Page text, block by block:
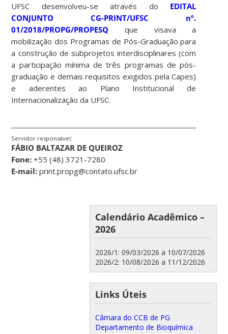
UFSC desenvolveu-se através do EDITAL
CONJUNTO CG-PRINT/UFSC nº.
01/2018/PROPG/PROPESQ que visava a
mobilização dos Programas de Pós-Graduação para
a construção de subprojetos interdisciplinares (com
a participação mínima de três programas de pós-
graduação e demais requisitos exigidos pela Capes)
e aderentes ao Plano Institucional de
Internacionalização da UFSC.
Servidor responsável:
FÁBIO BALTAZAR DE QUEIROZ
Fone: +55 (48) 3721-7280
E-mail: print.propg@contato.ufsc.br
Calendário Acadêmico –
2026
2026/1: 09/03/2026 a 10/07/2026
2026/2: 10/08/2026 a 11/12/2026
Links Úteis
Câmara do CCB de PG
Departamento de Bioquímica